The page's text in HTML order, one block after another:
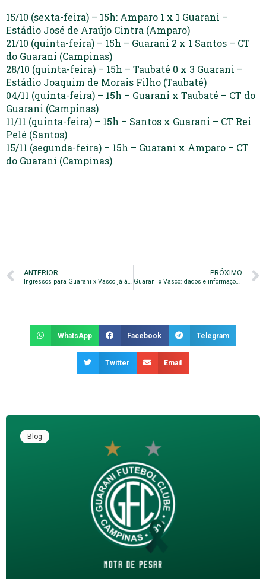
15/10 (sexta-feira) – 15h: Amparo 1 x 1 Guarani –
Estádio José de Araújo Cintra (Amparo)
21/10 (quinta-feira) – 15h – Guarani 2 x 1 Santos – CT
do Guarani (Campinas)
28/10 (quinta-feira) – 15h – Taubaté 0 x 3 Guarani –
Estádio Joaquim de Morais Filho (Taubaté)
04/11 (quinta-feira) – 15h – Guarani x Taubaté – CT do
Guarani (Campinas)
11/11 (quinta-feira) – 15h – Santos x Guarani – CT Rei
Pelé (Santos)
15/11 (segunda-feira) – 15h – Guarani x Amparo – CT
do Guarani (Campinas)
ANTERIOR
Ingressos para Guarani x Vasco já à venda; confira protocolos para entrada no estádio
PRÓXIMO
Guarani x Vasco: dados e informações do confronto
WhatsApp Facebook Telegram
Twitter Email
Blog